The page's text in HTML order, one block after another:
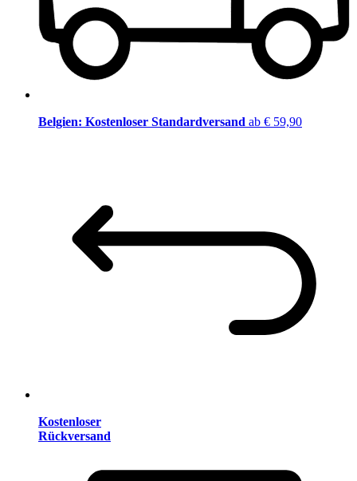
Belgien: Kostenloser Standardversand ab € 59,90
Kostenloser
Rückversand